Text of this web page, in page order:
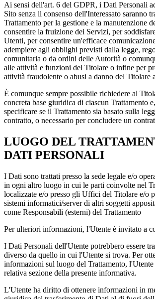
Ai sensi dell'art. 6 del GDPR, i Dati Personali
Sito senza il consenso dell'Interessato saranno
Trattamento per la gestione e la manutenzione
consentire la fruizione dei Servizi, per
Utenti, per consentire un'efficace
adempiere agli obblighi previsti dalla legge,
comunitaria o da ordini delle Autorità o
alle attività e funzioni del Titolare o infine per
attività fraudolente o abusi a danno del Titolare
È comunque sempre possibile richiedere al
concreta base giuridica di ciascun Trattamento
specificare se il Trattamento sia basato sulla
contratto, o necessario per concludere un
LUOGO DEL
DATI PERSONALI
I Dati sono trattati presso la sede legale e/o
in ogni altro luogo in cui le parti coinvolte nel
localizzate e/o presso gli Uffici del Titolare e/o
sistemi informatici/server di altri soggetti
come Responsabili (esterni) del Trattamento
Per ulteriori informazioni, l'Utente è invitato a
I Dati Personali dell'Utente potrebbero essere
diverso da quello in cui l'Utente si trova. Per
informazioni sul luogo del Trattamento, l'Utente
relativa sezione della presente informativa.
L'Utente ha diritto di ottenere informazioni in